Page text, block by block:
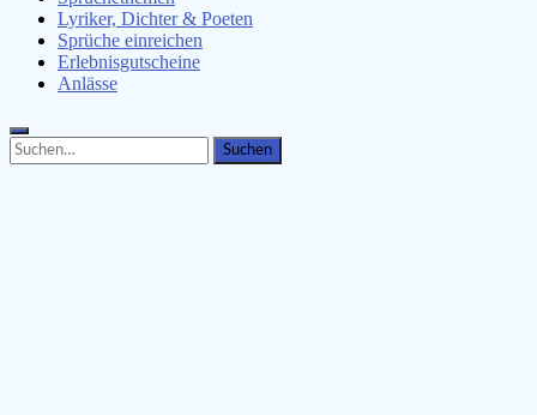
Lyriker, Dichter & Poeten
Sprüche einreichen
Erlebnisgutscheine
Anlässe
Search
for:
Search